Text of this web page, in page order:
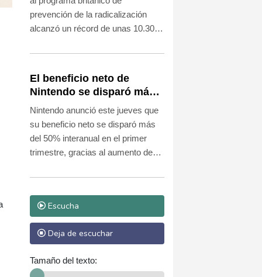
prevención de la radicalización
alcanzó un récord de unas 10.300
septiembre de 2025, con fuerte
relacionadas con la extrema
derecha, según un informe anual
publicado este jueves.
El beneficio neto de
Nintendo se disparó más
del 50% en el primer
trimestre
Nintendo anunció este jueves que
su beneficio neto se disparó más
del 50% interanual en el primer
trimestre, gracias al aumento de
ingresos extraordinarios
relacionados con las devoluciones
de aranceles de Estados Unidos.
Escucha
Deja de escuchar
Tamaño del texto: